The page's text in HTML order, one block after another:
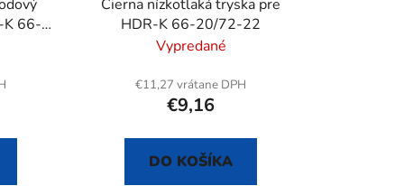
k
K 66-
Čierna nízkotlaká tryska pre
HDR-K 66-20/72-22
Vypredané
€11,27 vrátane DPH
€9,16
DO KOŠÍKA